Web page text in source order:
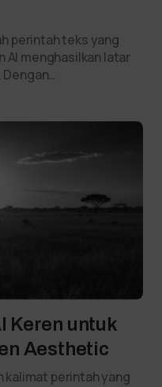
perintah teks yang
AI menghasilkan latar
Keren untuk
Aesthetic
kalimat perintah yang